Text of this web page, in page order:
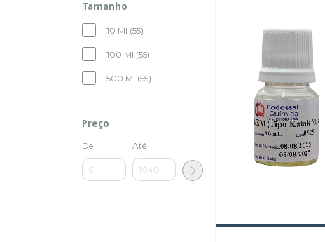
Tamanho
10 Ml (55)
100 Ml (55)
500 Ml (55)
Preço
De Até